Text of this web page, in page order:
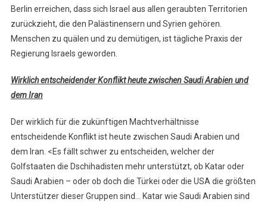
Berlin erreichen, dass sich Israel aus allen geraubten Territorien
zurückzieht, die den Palästinensern und Syrien gehören.
Menschen zu quälen und zu demütigen, ist tägliche Praxis der
Regierung Israels geworden.
Wirklich entscheidender Konflikt heute zwischen Saudi Arabien und
dem Iran
Der wirklich für die zukünftigen Machtverhältnisse
entscheidende Konflikt ist heute zwischen Saudi Arabien und
dem Iran. <Es fällt schwer zu entscheiden, welcher der
Golfstaaten die Dschihadisten mehr unterstützt, ob Katar oder
Saudi Arabien – oder ob doch die Türkei oder die USA die größten
Unterstützer dieser Gruppen sind… Katar wie Saudi Arabien sind